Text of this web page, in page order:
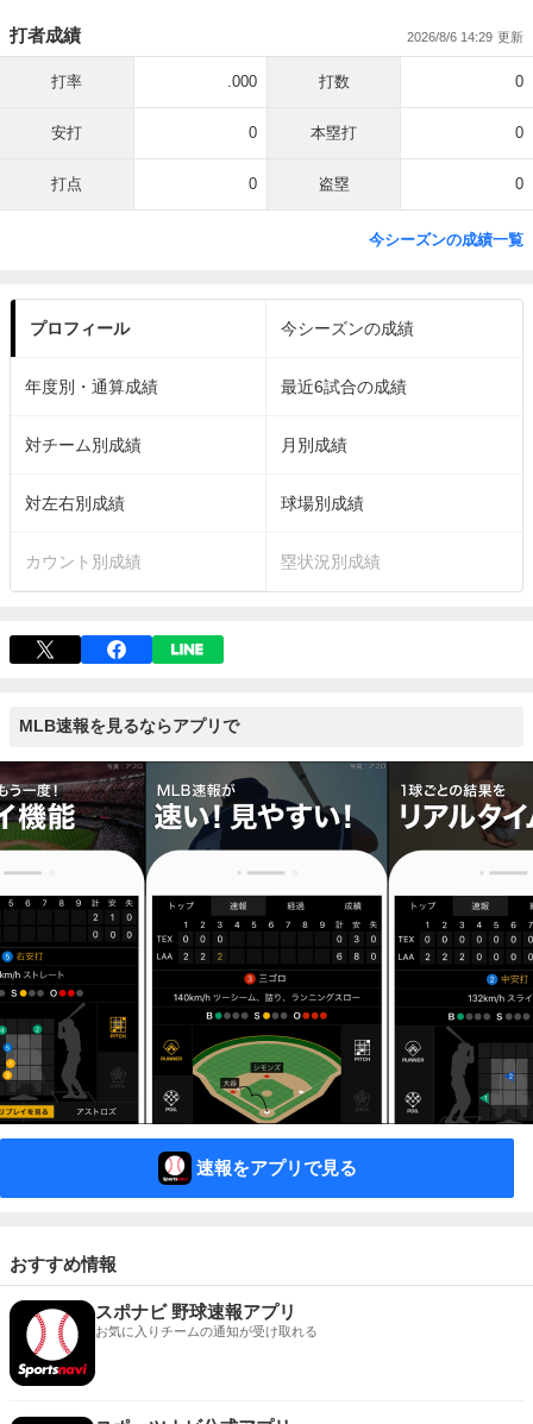
打者成績 2026/8/6 14:29
打率 .000 打数 0
安打 0 本塁打 0
打点 0 盗塁 0
今シーズンの成績一覧
プロフィール 今シーズンの成績
年度別・通算成績 最近6試合の成績
対チーム別成績 月別成績
対左右別成績 球場別成績
カウント別成績 塁状況別成績
MLB速報を見るならアプリで
速報をアプリで見る
おすすめ情報
スポナビ 野球速報アプリ
お気に入りチームの通知が受け取れる